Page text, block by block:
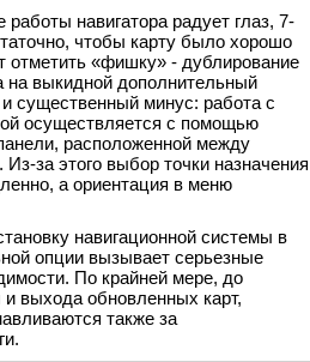
навигатора радует глаз, 7-
чтобы карту было хорошо
отметить «фишку» - дублирование
на выкидной дополнительный
существенный минус: работа с
осуществляется с помощью
расположенной между
за этого выбор точки назначения
а ориентация в меню
навигационной системы в
опции вызывает серьезные
По крайней мере, до
выхода обновленных карт,
также за